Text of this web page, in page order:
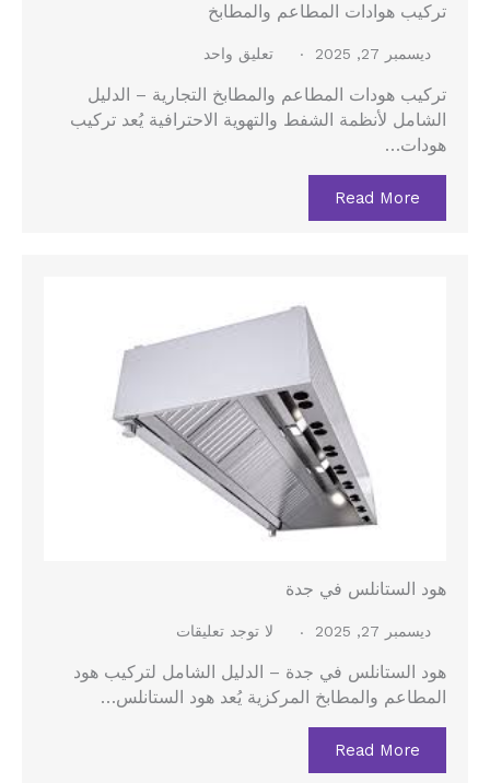
تركيب هوادات المطاعم والمطابخ
ديسمبر 27, 2025 تعليق واحد
تركيب هودات المطاعم والمطابخ التجارية – الدليل
الشامل لأنظمة الشفط والتهوية الاحترافية يُعد تركيب
هودات…
Read More
هود الستانلس في جدة
ديسمبر 27, 2025 لا توجد تعليقات
هود الستانلس في جدة – الدليل الشامل لتركيب هود
المطاعم والمطابخ المركزية يُعد هود الستانلس…
Read More